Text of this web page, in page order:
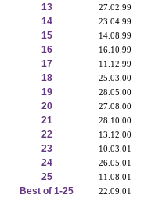
13 27.02.99
14 23.04.99
15 14.08.99
16 16.10.99
17 11.12.99
18 25.03.00
19 28.05.00
20 27.08.00
21 28.10.00
22 13.12.00
23 10.03.01
24 26.05.01
25 11.08.01
Best of 1-25 22.09.01